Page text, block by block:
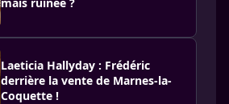
Laeticia Hallyday : Frédéric
derrière la vente de Marnes-la-
Coquette !